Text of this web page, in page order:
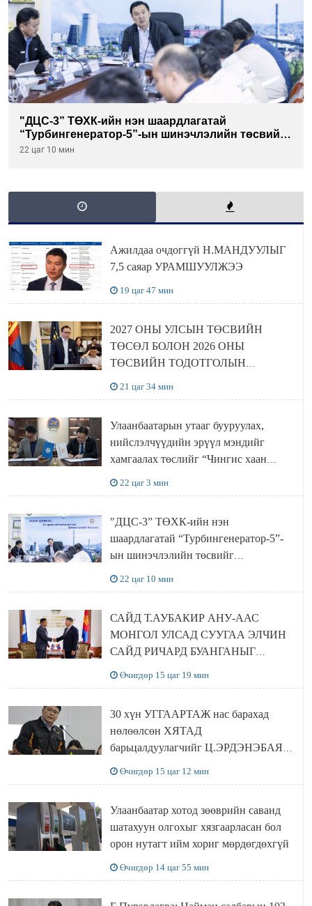
"ДЦС-3” ТӨХК-ийн нэн шаардлагатай
“Турбингенератор-5”-ын шинэчлэлийн төсвийг
шийдвэрлэхээр болов
22 цаг 10 мин
Ажилдаа очдоггүй Н.МАНДУУЛЫГ
7,5 саяар УРАМШУУЛЖЭЭ
19 цаг 47 мин
2027 ОНЫ УЛСЫН ТӨСВИЙН
ТӨСӨЛ БОЛОН 2026 ОНЫ
ТӨСВИЙН ТОДОТГОЛЫН
21 цаг 34 мин
Улаанбаатарын утааг бууруулах,
нийслэлчүүдийн эрүүл мэндийг
хамгаалах төслийг “Чингис хаан
22 цаг 3 мин
"ДЦС-3” ТӨХК-ийн нэн
шаардлагатай “Турбингенератор-5”-
ын шинэчлэлийн төсвийг
22 цаг 10 мин
САЙД Т.АУБАКИР АНУ-ААС
МОНГОЛ УЛСАД СУУГАА ЭЛЧИН
САЙД РИЧАРД БУАНГАНЫГ
Өчигдөр 15 цаг 19 мин
30 хүн УГГААРТАЖ нас барахад
нөлөөлсөн ХЯТАД
барьцалдуулагчийг Ц.ЭРДЭНЭБАЯР
Өчигдөр 15 цаг 12 мин
Улаанбаатар хотод зөөврийн саванд
шатахуун олгохыг хязгаарласан бол
орон нутагт ийм хориг мөрдөгдөхгүй
Өчигдөр 14 цаг 55 мин